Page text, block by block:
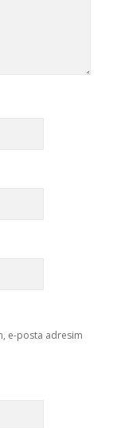
e-posta adresim